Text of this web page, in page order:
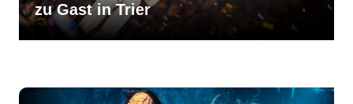
zu Gast in Trier